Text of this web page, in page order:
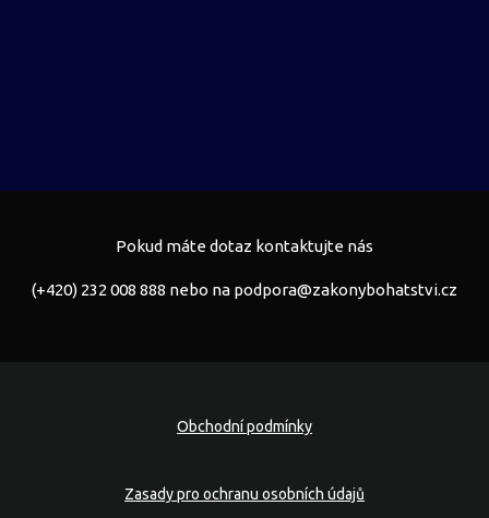
Pokud máte dotaz kontaktujte nás
(+420) 232 008 888 nebo na podpora@zakonybohatstvi.cz
Obchodní podmínky
Zasady pro ochranu osobních údajů